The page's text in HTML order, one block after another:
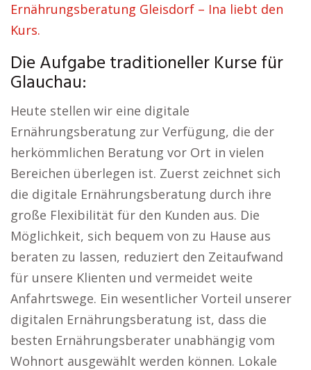
Ernährungsberatung Gleisdorf – Ina liebt den
Kurs.
Die Aufgabe traditioneller Kurse für
Glauchau:
Heute stellen wir eine digitale
Ernährungsberatung zur Verfügung, die der
herkömmlichen Beratung vor Ort in vielen
Bereichen überlegen ist. Zuerst zeichnet sich
die digitale Ernährungsberatung durch ihre
große Flexibilität für den Kunden aus. Die
Möglichkeit, sich bequem von zu Hause aus
beraten zu lassen, reduziert den Zeitaufwand
für unsere Klienten und vermeidet weite
Anfahrtswege. Ein wesentlicher Vorteil unserer
digitalen Ernährungsberatung ist, dass die
besten Ernährungsberater unabhängig vom
Wohnort ausgewählt werden können. Lokale